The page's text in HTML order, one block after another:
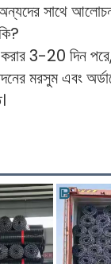
সাথে
3-20 দিন
মরসুম এবং